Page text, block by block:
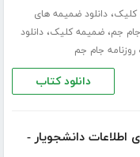
کلیک،دانلود ضمیمه های
جم،ضمیمه کلیک،دانلود
جام جم
دانلود کتاب
اطلاعات دانشجویار -